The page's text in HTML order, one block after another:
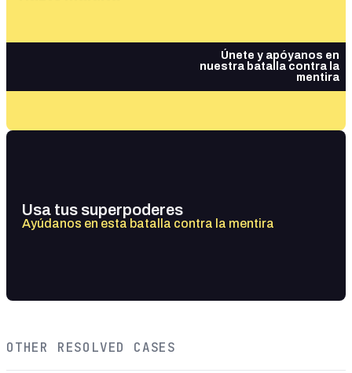
Únete y apóyanos en
nuestra batalla contra la
mentira
Usa tus superpoderes
Ayúdanos en esta batalla contra la mentira
OTHER RESOLVED CASES